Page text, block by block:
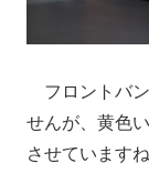
フロントバン
せんが、黄色
させていますね